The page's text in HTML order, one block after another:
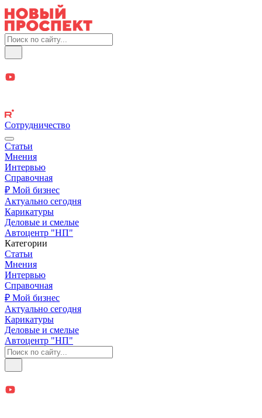
Сотрудничество
Статьи
Мнения
Интервью
Справочная
₽ Мой бизнес
Актуально сегодня
Карикатуры
Деловые и смелые
Автоцентр "НП"
Категории
Статьи
Мнения
Интервью
Справочная
₽ Мой бизнес
Актуально сегодня
Карикатуры
Деловые и смелые
Автоцентр "НП"